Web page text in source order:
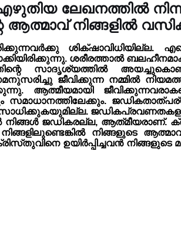
ലേഖനത്തിൽ നിന്ന്
ആത്മാവ് നിങ്ങളിൽ
ശിക്‌ഷാവിധിയില്ല.
ശരീരത്താൽ
സാദൃശ്യത്തിൽ
ജീവിക്കുന്ന നമ്മിൽ
ആത്മീയമായി
സമാധാനത്തിലേക്കും.
സാധിക്കുകയുമില്ല.
നിങ്ങൾ ജഡികരല്ല,
നിങ്ങളുടെ ആത്മാവ്
ഉയിർപ്പിച്ചവൻ